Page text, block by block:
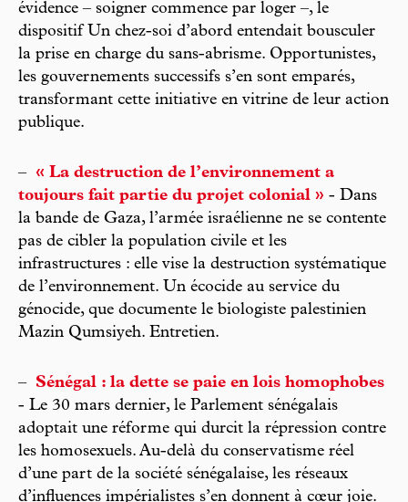
évidence – soigner commence par loger –, le
dispositif Un chez-soi d’abord entendait bousculer
la prise en charge du sans-abrisme. Opportunistes,
les gouvernements successifs s’en sont emparés,
transformant cette initiative en vitrine de leur action
publique.
–
« La destruction de l’environnement a
toujours fait partie du projet colonial » - Dans
la bande de Gaza, l’armée israélienne ne se contente
pas de cibler la population civile et les
infrastructures : elle vise la destruction systématique
de l’environnement. Un écocide au service du
génocide, que documente le biologiste palestinien
Mazin Qumsiyeh. Entretien.
–
Sénégal : la dette se paie en lois homophobes
- Le 30 mars dernier, le Parlement sénégalais
adoptait une réforme qui durcit la répression contre
les homosexuels. Au-delà du conservatisme réel
d’une part de la société sénégalaise, les réseaux
d’influences impérialistes s’en donnent à cœur joie.